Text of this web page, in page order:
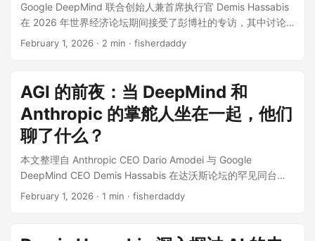
在致力于 AGI 的研究，因为我始终坚信：如果能够以负责任的
方式构建和部署，AGI 将成为人类有史以来最有益、最具变革
性的技术之一。 我们不能把 AGI 与普通的技术突破相提并论。
想，就会发现，我们实际上已经找到了一种让沙子进行思考的
方法。这简直是奇迹。 这项技术带来的影响规模将前所未有
——或许相当于以十倍的速度，带来十倍于工业革命的影响。
它将帮助我们解决社会面临的一些最大难题：加速药物发现、
开发新的清洁能源、创造新型先进材料。我们甚至可能抵达这
样一个阶段：资源不再是限制人类进步的因素，由此开启一个
令人惊叹的全新丰裕时代。 前沿领域面临的挑战 人工智能已经
开始带来现实世界的益处，但要真正实现它的巨大潜力，我们
Google DeepMind 联合创始人兼首席执行官 Demis Hassabis
在 2026 年世界经济论坛期间接受了彭博社的专访，其中讨论
了 AI 未来几年的发展，包括基础模型、实际应用和负责任的 AI
的掌门人 Demis Hassabis 显得既自信又紧迫。 这一年，对于
Google 来说，不仅是反击的一年，更是重塑自我的一年。从旧
金山到瑞士，关于 Google 是否“找回了魔力”的讨论从未停止。
面对镜头，Demis 没有回避那个著名的内部代号——“红色代码
（Code Red）”。 “过去几年，不仅是我们要夺回技术高地，更
是一场关于速度的革命。”Demis 坦言。 这篇文章将带你深入
Demis Hassabis 的大脑，探讨 Google 的绝地反击、他对中国
AI 竞争的真实看法、那个著名的 2030 年 AGI 预测，以及当人
February 1, 2026 · 2 min · fisherdaddy
AGI 的前夜：当 DeepMind 和
Anthropic 的掌舵人坐在一起，他们
聊了什么？
本文整理自 Anthropic CEO Dario Amodei 与 Google
DeepMind CEO Demis Hassabis 在达沃斯论坛的罕见同台，
这场对话围绕 AGI 的实现时间线、AI 自我改进循环的风险、对
圈有摇滚巨星，那这大概就是“披头士”遇到了“滚石乐队”。一边
February 1, 2026 · 1 min · fisherdaddy